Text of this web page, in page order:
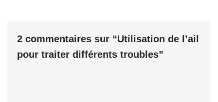
2 commentaires sur “Utilisation de l’ail
pour traiter différents troubles”